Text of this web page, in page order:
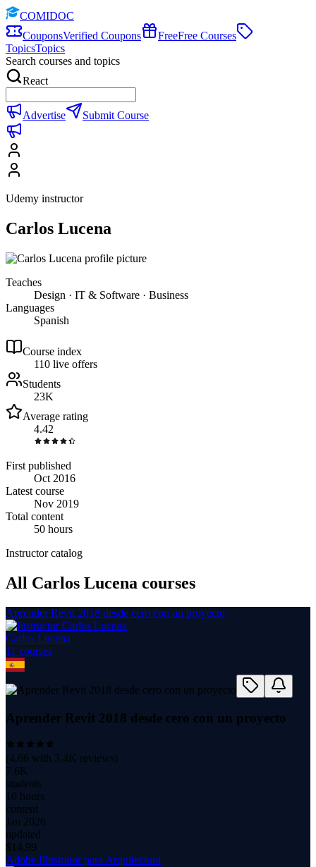
COMIDOC
CouponsVerified Coupons FreeFree Courses
TopicsTopics
Search courses and topics
React
Advertise Submit Course
Udemy instructor
Carlos Lucena
Teaches
Design · IT & Software · Business
Languages
Spanish
Course index
110 live offers
Students
23K
Average rating
4.42
First published
Oct 2016
Latest course
Nov 2019
Total content
50 hours
Instructor catalog
All Carlos Lucena courses
Aprender Revit 2018 desde cero con un proyecto
Carlos Lucena
11 courses
Aprender Revit 2018 desde cero con un proyecto
(4.66 with 3.4K reviews)
7.6K
students
10 hours
content
Jan 2026
updated
$ 14.99
Adobe Illustrator para Arquitectura